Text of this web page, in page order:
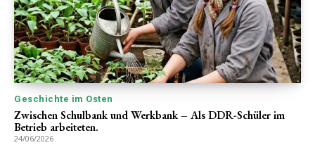
Geschichte im Osten
Zwischen Schulbank und Werkbank – Als DDR-Schüler im
Betrieb arbeiteten.
24/06/2026